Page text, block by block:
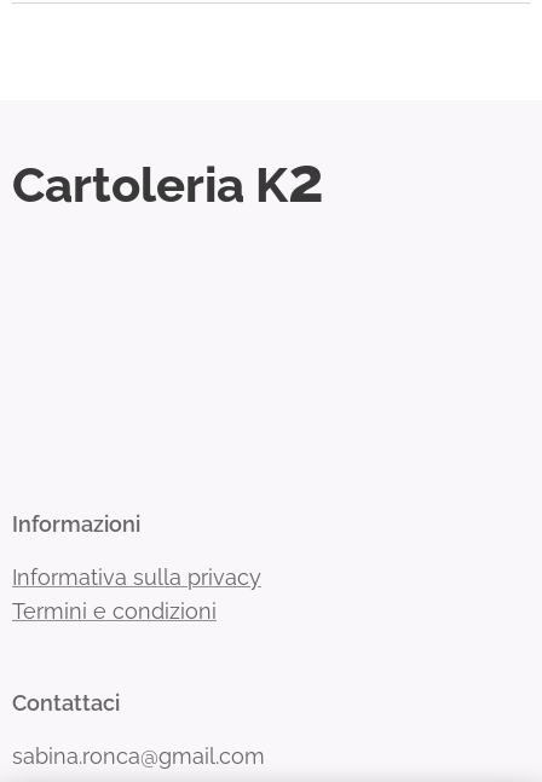
Cartoleria K2
Informazioni
Informativa sulla privacy
Termini e condizioni
Contattaci
sabina.ronca@gmail.com